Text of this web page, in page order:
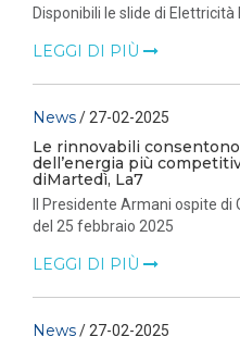
Disponibili le slide di Elettricità
LEGGI DI PIÙ
News/ 27-02-2025
Le rinnovabili
dell’energia più
diMartedì, La7
Il Presidente Armani ospite
del 25 febbraio 2025
LEGGI DI PIÙ
News/ 27-02-2025